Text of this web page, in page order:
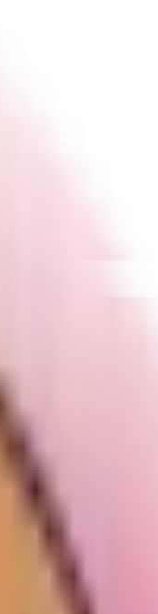
och definiera
för dig.